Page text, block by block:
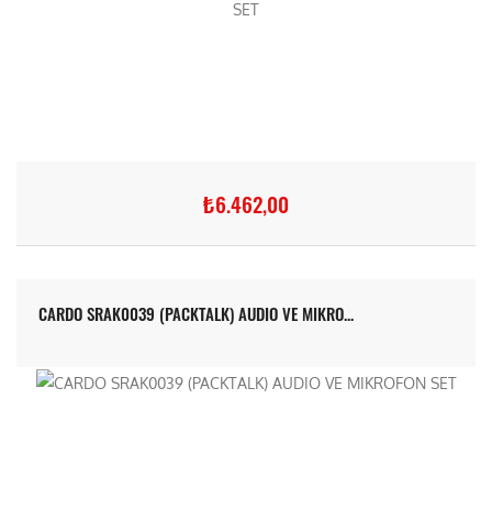
₺6.462,00
CARDO SRAK0039 (PACKTALK) AUDIO VE MIKRO...